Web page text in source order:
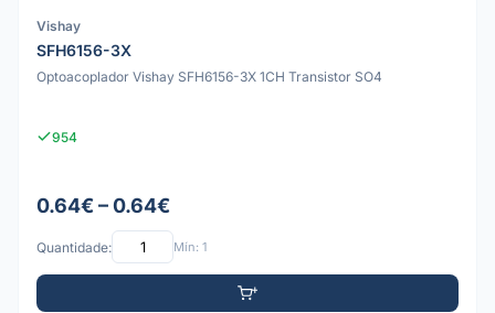
Vishay
SFH6156-3X
Optoacoplador Vishay SFH6156-3X 1CH Transistor SO4
954
0.64€ – 0.64€
Quantidade: Mín: 1